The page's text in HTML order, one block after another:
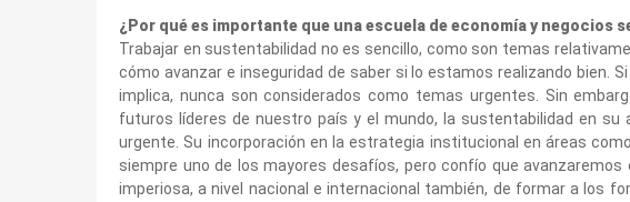
¿Por qué es importante que una escuela de economía y negocios
Trabajar en sustentabilidad no es sencillo, como son temas
cómo avanzar e inseguridad de saber si lo estamos realizando bien.
implica, nunca son considerados como temas urgentes. Sin
futuros líderes de nuestro país y el mundo, la sustentabilidad en su
urgente. Su incorporación en la estrategia institucional en áreas
siempre uno de los mayores desafíos, pero confío que
imperiosa, a nivel nacional e internacional también, de formar a los